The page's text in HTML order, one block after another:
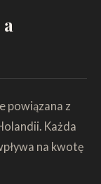
powiązana z
Każda
na kwotę